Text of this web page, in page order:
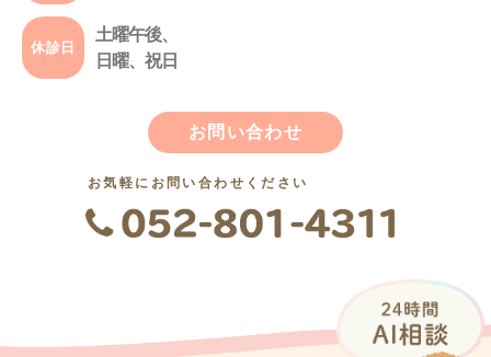
休診日
土曜午後、
日曜、祝日
お問い合わせ
お気軽にお問い合わせください